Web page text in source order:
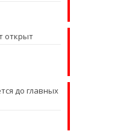
открыт
до главных